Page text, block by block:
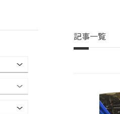
記事一覧